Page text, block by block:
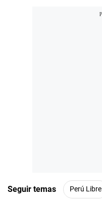
Seguir temas Perú Libre